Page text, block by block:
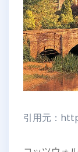
引用元：